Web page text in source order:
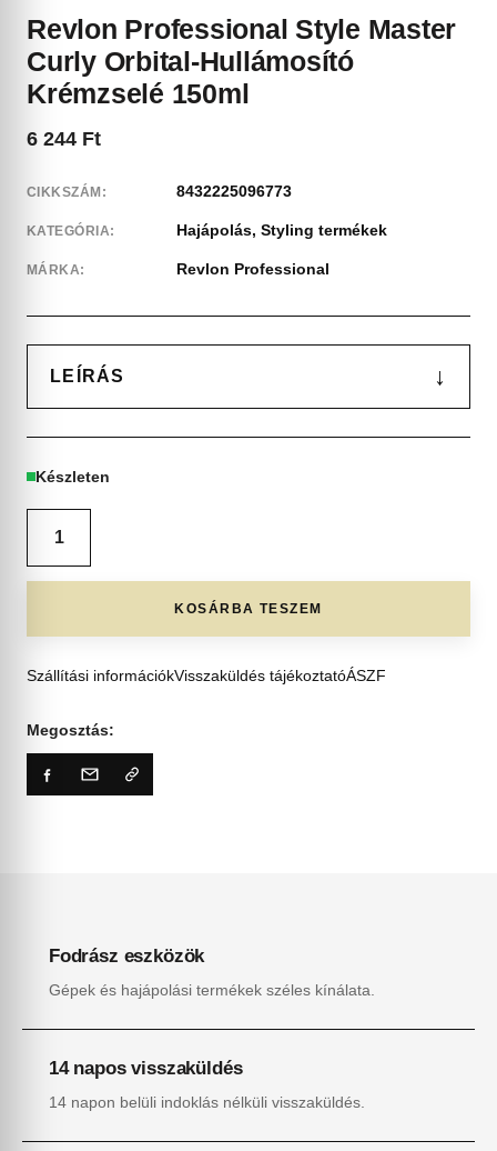
Revlon Professional Style Master
Curly Orbital-Hullámosító
Krémzselé 150ml
6 244 Ft
CIKKSZÁM: 8432225096773
KATEGÓRIA: Hajápolás, Styling termékek
MÁRKA: Revlon Professional
LEÍRÁS ↓
Készleten
KOSÁRBA TESZEM
Szállítási információkVisszaküldés tájékoztatóÁSZF
Megosztás:
Fodrász eszközök
Gépek és hajápolási termékek széles kínálata.
14 napos visszaküldés
14 napon belüli indoklás nélküli visszaküldés.